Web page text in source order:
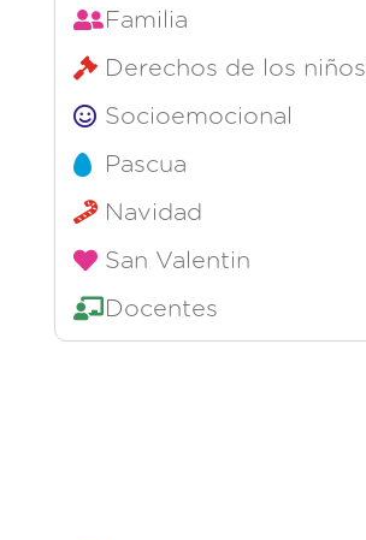
Familia
Derechos de los niños
Socioemocional
Pascua
Navidad
San Valentin
Docentes